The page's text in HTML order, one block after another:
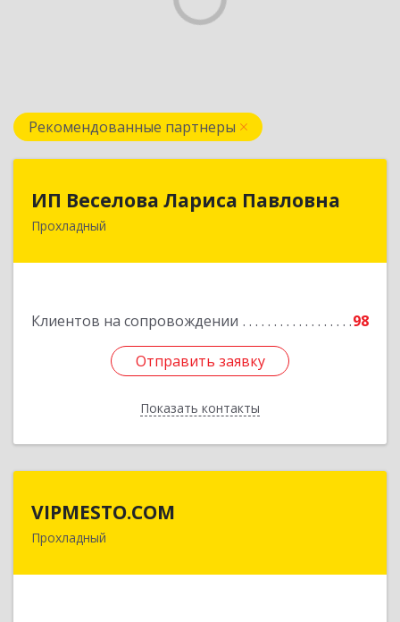
Рекомендованные партнеры
ИП Веселова Лариса Павловна
Прохладный
Клиентов на сопровождении 98
Отправить заявку
Показать контакты
Отправить заявку
Назад
VIPMESTO.COM
Прохладный